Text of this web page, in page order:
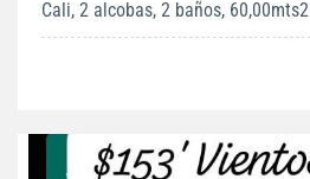
Cali, 2 alcobas, 2 baños, 60,00mts2